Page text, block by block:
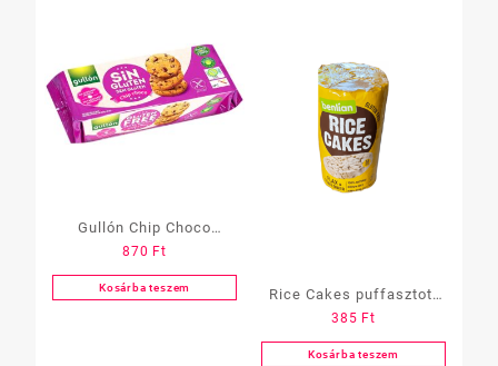
Gullón Chip Choco
cukormentes és
gluténmentes cookies
870 Ft
Kosárba teszem
Rice Cakes puffasztott
rizs
Lenmag&napraforgómag
385 Ft
Kosárba teszem